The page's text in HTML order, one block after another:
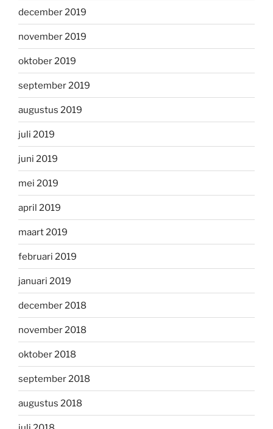
december 2019
november 2019
oktober 2019
september 2019
augustus 2019
juli 2019
juni 2019
mei 2019
april 2019
maart 2019
februari 2019
januari 2019
december 2018
november 2018
oktober 2018
september 2018
augustus 2018